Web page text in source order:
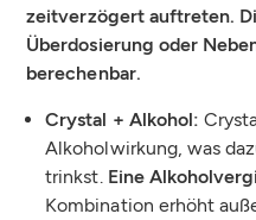
zeitverzögert auftreten.
Überdosierung oder
berechenbar.
Crystal + Alkohol:
Alkoholwirkung, was
trinkst. Eine
Kombination erhöht